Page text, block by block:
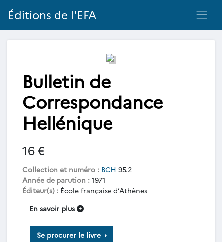
Éditions de l'EFA
Bulletin de
Correspondance
Hellénique
16 €
Collection et numéro : BCH 95.2
Année de parution : 1971
Éditeur(s) : École française d’Athènes
En savoir plus
Se procurer le livre